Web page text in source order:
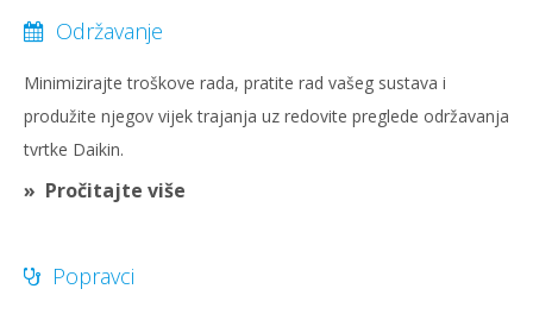
Održavanje
Minimizirajte troškove rada, pratite rad vašeg sustava i
produžite njegov vijek trajanja uz redovite preglede održavanja
tvrtke Daikin.
Pročitajte više
Popravci